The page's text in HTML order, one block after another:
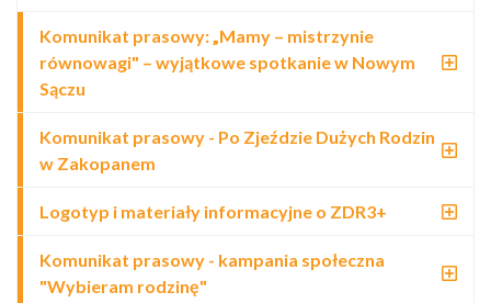
Komunikat prasowy: „Mamy – mistrzynie
równowagi" – wyjątkowe spotkanie w Nowym
Sączu
Komunikat prasowy - Po Zjeździe Dużych Rodzin
w Zakopanem
Logotyp i materiały informacyjne o ZDR3+
Komunikat prasowy - kampania społeczna
"Wybieram rodzinę"